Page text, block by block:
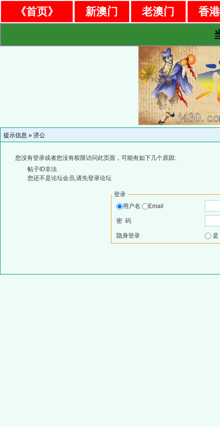
《首页》 新澳门 老澳门
香
提示信息 » 济公
您没有登录或者您没有权限访问此页面，可能有如下几个原因:
帖子ID非法
您还不是论坛会员,请先登录论坛
登录
用户名
Email
密 码
隐身登录